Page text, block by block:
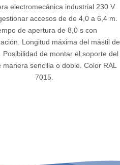
electromecánica industrial 230 V
accesos de de 4,0 a 6,4 m.
de apertura de 8,0 s con
Longitud máxima del mástil de
Posibilidad de montar el soporte del
manera sencilla o doble. Color RAL
7015.